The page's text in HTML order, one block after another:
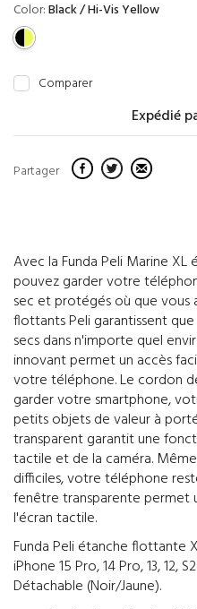
Color:Black / Hi-Vis Yellow
Comparer
Expédié
Partager
Avec la Funda Peli Marine
pouvez garder votre
sec et protégés où que vous
flottants Peli garantissent
secs dans n'importe quel
innovant permet un accès
votre téléphone. Le cordon
garder votre smartphone,
petits objets de valeur à
transparent garantit une
tactile et de la caméra.
difficiles, votre téléphone
fenêtre transparente permet
l'écran tactile.
Funda Peli étanche flottante
iPhone 15 Pro, 14 Pro, 13, 12,
Détachable (Noir/Jaune).